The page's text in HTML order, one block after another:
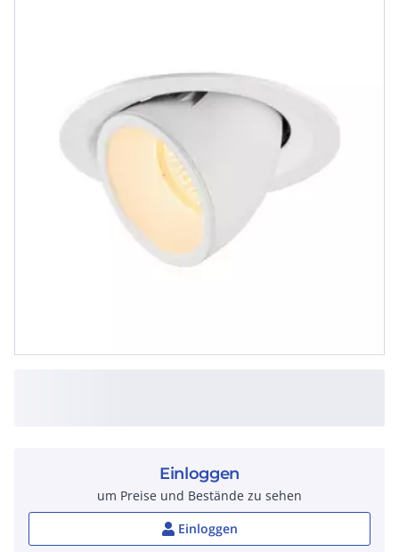
Einloggen
um Preise und Bestände zu sehen
Einloggen